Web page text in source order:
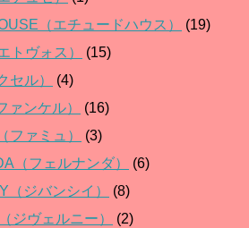
（エチュードハウス）
(19)
トヴォス）
(15)
セル）
(4)
ァンケル）
(16)
ファミュ）
(3)
（フェルナンダ）
(6)
（ジバンシイ）
(8)
ジヴェルニー）
(2)